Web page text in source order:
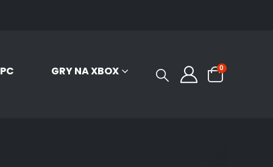
GRY NA XBOX 0